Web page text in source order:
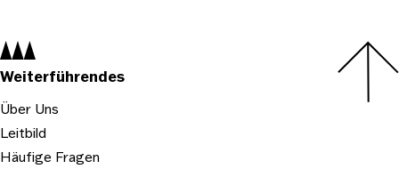
Navigation:
Weiterführendes
Über Uns
Leitbild
Häufige Fragen